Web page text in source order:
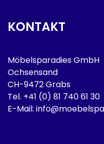
KONTAKT
Möbelsparadies GmbH
Ochsensand
CH-9472 Grabs
Tel. +41 (0) 81 740 61 30
E-Mail: